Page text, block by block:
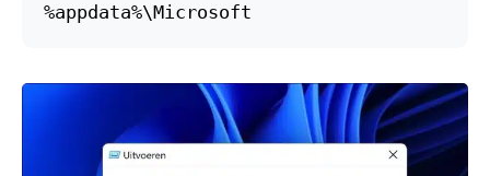
%appdata%\Microsoft